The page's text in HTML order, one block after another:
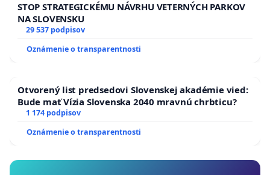
STOP STRATEGICKÉMU NÁVRHU VETERNÝCH PARKOV
NA SLOVENSKU
29 537 podpisov
Oznámenie o transparentnosti
Otvorený list predsedovi Slovenskej akadémie vied:
Bude mať Vízia Slovenska 2040 mravnú chrbticu?
1 174 podpisov
Oznámenie o transparentnosti